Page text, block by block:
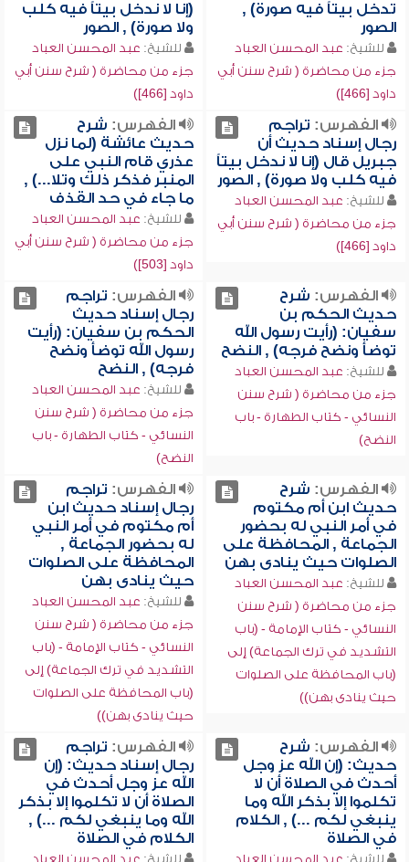
تدخل بيتاً فيه صورة) ,
الصور
للشيخ: عبد المحسن العباد
جزء من محاضرة ( شرح سنن أبي
داود [466])
(إنا لا ندخل بيتاً فيه كلب
ولا صورة) , الصور
للشيخ: عبد المحسن العباد
جزء من محاضرة ( شرح سنن أبي
داود [466])
الفهرس: تراجم
رجال إسناد حديث أن
جبريل قال (إنا لا ندخل بيتاً
فيه كلب ولا صورة) , الصور
للشيخ: عبد المحسن العباد
جزء من محاضرة ( شرح سنن أبي
داود [466])
الفهرس: شرح
حديث عائشة (لما نزل
عذري قام النبي على
المنبر فذكر ذلك وتلا...) ,
ما جاء في حد القذف
للشيخ: عبد المحسن العباد
جزء من محاضرة ( شرح سنن أبي
داود [503])
الفهرس: شرح
حديث الحكم بن
سفيان: (رأيت رسول الله
توضأ ونضح فرجه) , النضح
للشيخ: عبد المحسن العباد
جزء من محاضرة ( شرح سنن
النسائي - كتاب الطهارة - باب
النضح)
الفهرس: تراجم
رجال إسناد حديث
الحكم بن سفيان: (رأيت
رسول الله توضأ ونضح
فرجه) , النضح
للشيخ: عبد المحسن العباد
جزء من محاضرة ( شرح سنن
النسائي - كتاب الطهارة - باب
النضح)
الفهرس: شرح
حديث ابن أم مكتوم
في أمر النبي له بحضور
الجماعة , المحافظة على
الصلوات حيث ينادى بهن
للشيخ: عبد المحسن العباد
جزء من محاضرة ( شرح سنن
النسائي - كتاب الإمامة - (باب
التشديد في ترك الجماعة) إلى
(باب المحافظة على الصلوات
حيث ينادى بهن))
الفهرس: تراجم
رجال إسناد حديث ابن
أم مكتوم في أمر النبي
له بحضور الجماعة ,
المحافظة على الصلوات
حيث ينادى بهن
للشيخ: عبد المحسن العباد
جزء من محاضرة ( شرح سنن
النسائي - كتاب الإمامة - (باب
التشديد في ترك الجماعة) إلى
(باب المحافظة على الصلوات
حيث ينادى بهن))
الفهرس: شرح
حديث: (إن الله عز وجل
أحدث في الصلاة أن لا
تكلموا إلا بذكر الله وما
ينبغي لكم ...) , الكلام
في الصلاة
للشيخ: عبد المحسن العباد
الفهرس: تراجم
رجال إسناد حديث: (إن
الله عز وجل أحدث في
الصلاة أن لا تكلموا إلا بذكر
الله وما ينبغي لكم ...) ,
الكلام في الصلاة
للشيخ: عبد المحسن العباد